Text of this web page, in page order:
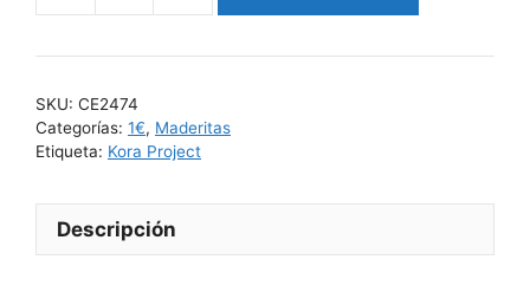
SKU: CE2474
Categorías: 1€, Maderitas
Etiqueta: Kora Project
Descripción